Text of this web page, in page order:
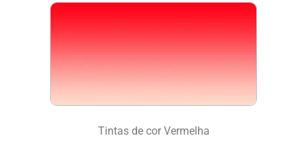
Tintas de cor Vermelha